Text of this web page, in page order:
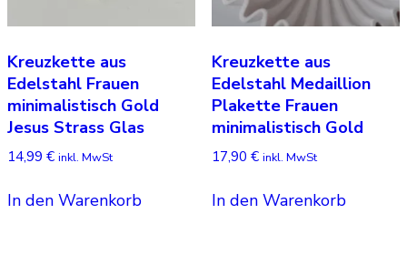
Kreuzkette aus
Edelstahl Frauen
minimalistisch Gold
Jesus Strass Glas
14,99 € inkl. MwSt
In den Warenkorb
Kreuzkette aus
Edelstahl Medaillion
Plakette Frauen
minimalistisch Gold
17,90 € inkl. MwSt
In den Warenkorb